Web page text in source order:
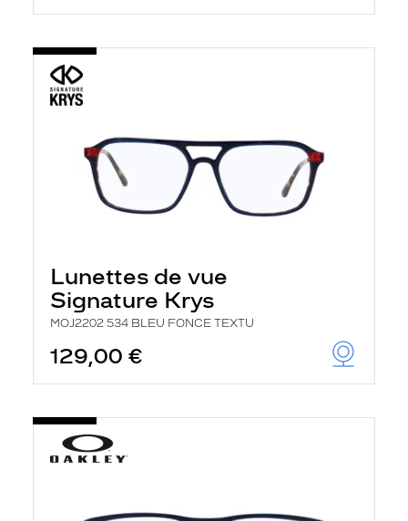
Lunettes de vue
Signature Krys
MOJ2202 534 BLEU FONCE TEXTU
129,00 €